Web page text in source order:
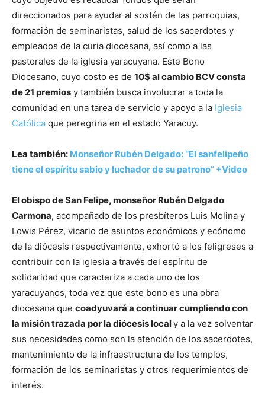
direccionados para ayudar al sostén de las parroquias,
formación de seminaristas, salud de los sacerdotes y
empleados de la curia diocesana, así como a las
pastorales de la iglesia yaracuyana. Este Bono
Diocesano, cuyo costo es de 10$ al cambio BCV consta
de 21 premios y también busca involucrar a toda la
comunidad en una tarea de servicio y apoyo a la Iglesia
Católica que peregrina en el estado Yaracuy.
Lea también: Monseñor Rubén Delgado: “El sanfelipeño
tiene el espíritu sabio y luchador de su patrono” +Video
El obispo de San Felipe, monseñor Rubén Delgado
Carmona, acompañado de los presbíteros Luis Molina y
Lowis Pérez, vicario de asuntos económicos y ecónomo
de la diócesis respectivamente, exhortó a los feligreses a
contribuir con la iglesia a través del espíritu de
solidaridad que caracteriza a cada uno de los
yaracuyanos, toda vez que este bono es una obra
diocesana que coadyuvará a continuar cumpliendo con
la misión trazada por la diócesis localy a la vez solventar
sus necesidades como son la atención de los sacerdotes,
mantenimiento de la infraestructura de los templos,
formación de los seminaristas y otros requerimientos de
interés.